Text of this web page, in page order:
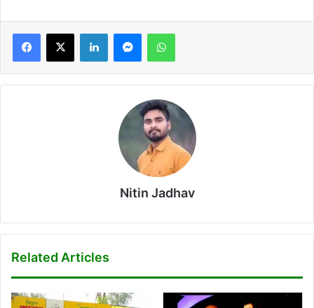
Facebook
X LinkedInMessengerWhatsApp
Nitin Jadhav
Related Articles